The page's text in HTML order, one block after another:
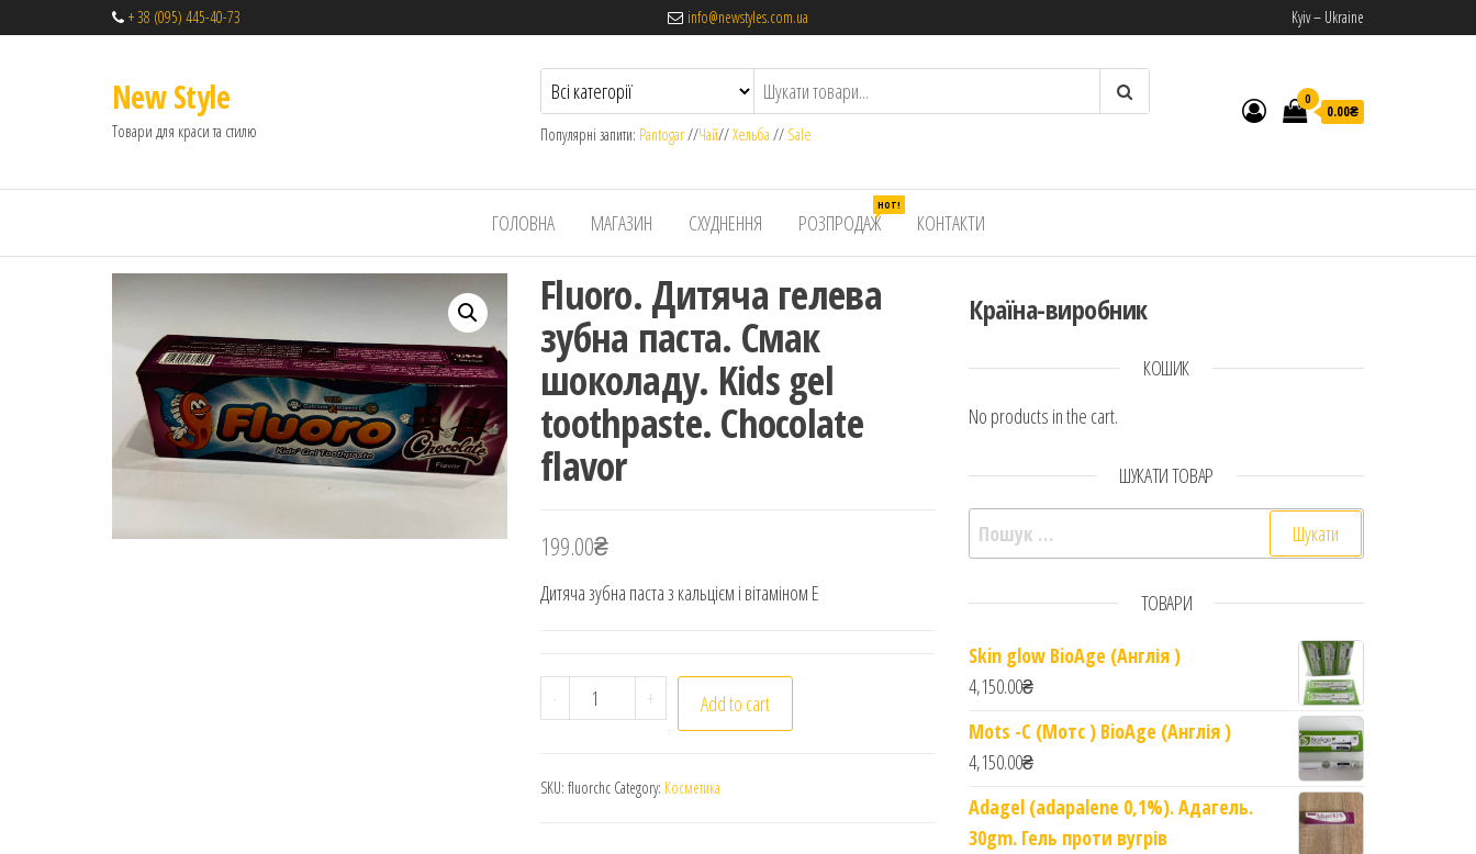
+ 38 (095) 445-40-73 info@newstyles.com.ua Kyiv – Ukraine
New Style
Товари для краси та стилю Популярні запити: Pantogar//Чай//Хельба // Sale
0
0.00₴
ГОЛОВНА МАГАЗИН СХУДНЕННЯ РОЗПРОДАЖ
HOT!
КОНТАКТИ
Fluoro. Дитяча гелева
зубна паста. Смак
шоколаду. Kids gel
toothpaste. Chocolate
flavor
199.00₴
Дитяча зубна паста з кальцієм і вітаміном Е
- Fluoro. Дитяча гелева зубна паста. Смак шоколаду. Kids gel toothpaste. Chocolate flavor quantity
+ Add to cart
SKU: fluorchc Category: Косметика
Країна-виробник
КОШИК
No products in the cart.
ШУКАТИ ТОВАР
Пошук:
ТОВАРИ
Skin glow BioAge (Англія )
4,150.00₴
Mots -C (Мотс ) BioAge (Англія )
4,150.00₴
Adagel (adapalene 0,1%). Адагель.
30gm. Гель проти вугрів